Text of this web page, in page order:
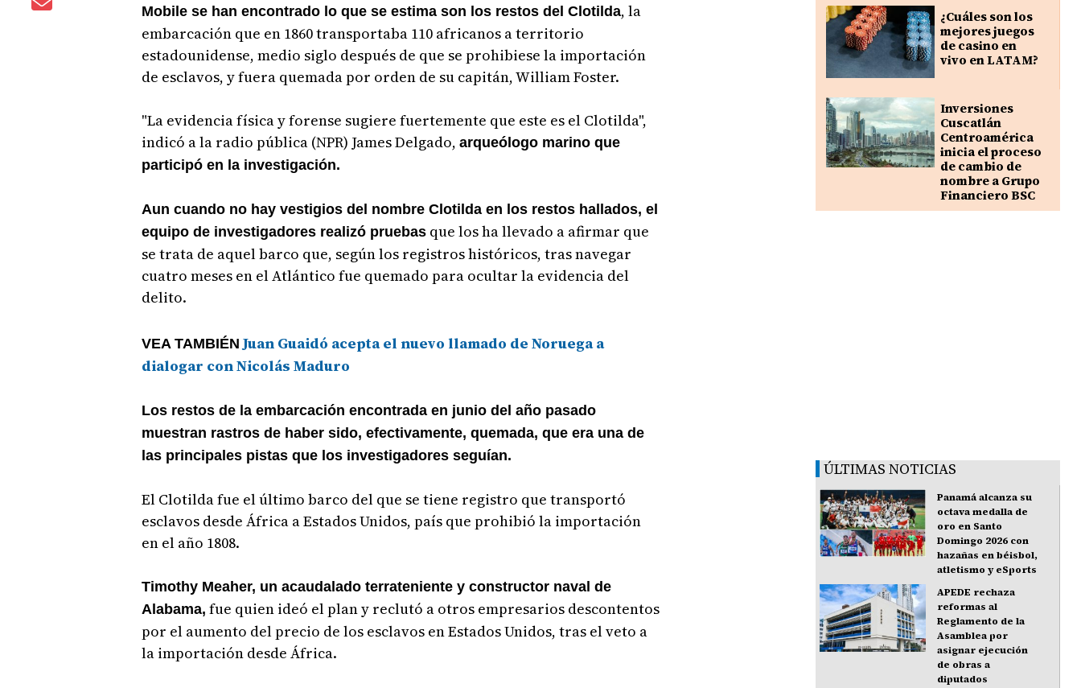
Mobile se han encontrado lo que se estima son los restos del Clotilda, la
embarcación que en 1860 transportaba 110 africanos a territorio
estadounidense, medio siglo después de que se prohibiese la importación
de esclavos, y fuera quemada por orden de su capitán, William Foster.
"La evidencia física y forense sugiere fuertemente que este es el Clotilda",
indicó a la radio pública (NPR) James Delgado, arqueólogo marino que
participó en la investigación.
Aun cuando no hay vestigios del nombre Clotilda en los restos hallados, el
equipo de investigadores realizó pruebasque los ha llevado a afirmar que
se trata de aquel barco que, según los registros históricos, tras navegar
cuatro meses en el Atlántico fue quemado para ocultar la evidencia del
delito.
VEA TAMBIÉNJuan Guaidó acepta el nuevo llamado de Noruega a
dialogar con Nicolás Maduro
Los restos de la embarcación encontrada en junio del año pasado
muestran rastros de haber sido, efectivamente, quemada, que era una de
las principales pistas que los investigadores seguían.
El Clotilda fue el último barco del que se tiene registro que transportó
esclavos desde África a Estados Unidos, país que prohibió la importación
en el año 1808.
Timothy Meaher, un acaudalado terrateniente y constructor naval de
Alabama, fue quien ideó el plan y reclutó a otros empresarios descontentos
por el aumento del precio de los esclavos en Estados Unidos, tras el veto a
la importación desde África.
¿Cuáles son los
mejores juegos
de casino en
vivo en LATAM?
Inversiones
Cuscatlán
Centroamérica
inicia el proceso
de cambio de
nombre a Grupo
Financiero BSC
ÚLTIMAS NOTICIAS
Panamá alcanza su
octava medalla de
oro en Santo
Domingo 2026 con
hazañas en béisbol,
atletismo y eSports
APEDE rechaza
reformas al
Reglamento de la
Asamblea por
asignar ejecución
de obras a
diputados